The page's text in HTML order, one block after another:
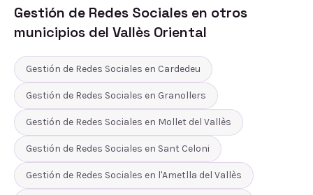
Gestión de Redes Sociales en otros
municipios del Vallès Oriental
Gestión de Redes Sociales en Cardedeu
Gestión de Redes Sociales en Granollers
Gestión de Redes Sociales en Mollet del Vallès
Gestión de Redes Sociales en Sant Celoni
Gestión de Redes Sociales en l'Ametlla del Vallès